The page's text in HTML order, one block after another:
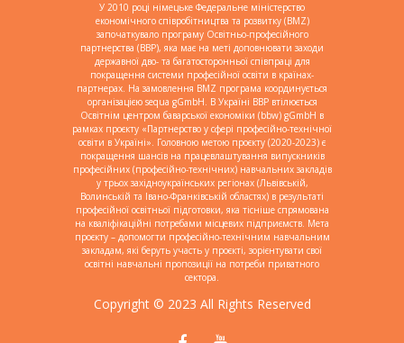
У 2010 році німецьке Федеральне міністерство
економічного співробітництва та розвитку (BMZ)
започаткувало програму Освітньо-професійного
партнерства (BBP), яка має на меті доповнювати заходи
державної дво- та багатосторонньої співпраці для
покращення системи професійної освіти в країнах-
партнерах. На замовлення BMZ програма координується
організацією sequa gGmbH. В Україні BBP втілюється
Освітнім центром баварської економіки (bbw) gGmbH в
рамках проєкту «Партнерство у сфері професійно-технічної
освіти в Україні». Головною метою проєкту (2020-2023) є
покращення шансів на працевлаштування випускників
професійних (професійно-технічних) навчальних закладів
у трьох західноукраїнських регіонах (Львівській,
Волинській та Івано-Франківській областях) в результаті
професійної освітньої підготовки, яка тісніше спрямована
на кваліфікаційні потребами місцевих підприємств. Мета
проєкту – допомогти професійно-технічним навчальним
закладам, які беруть участь у проєкті, зорієнтувати свої
освітні навчальні пропозиції на потреби приватного
сектора.
Copyright © 2023 All Rights Reserved